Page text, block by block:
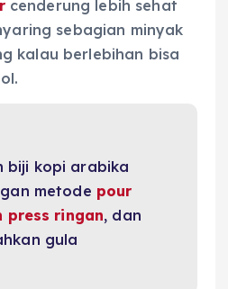
cenderung lebih sehat
sebagian minyak
kalau berlebihan bisa
biji kopi arabika
metode pour
press ringan, dan
gula